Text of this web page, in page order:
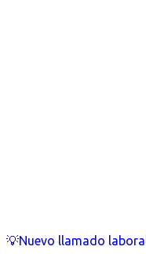
💡Nuevo llamado